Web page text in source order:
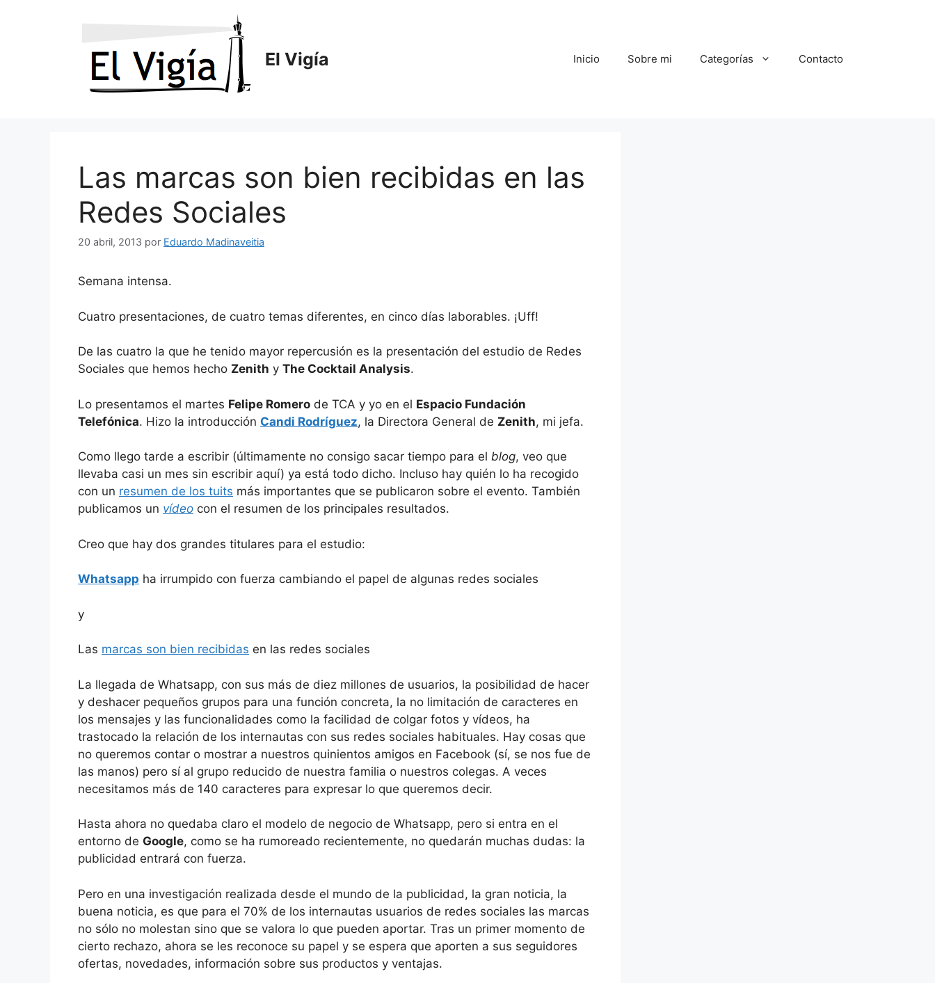
El Vigía Inicio Sobre mi Categorías Contacto
Las marcas son bien recibidas en las
Redes Sociales
20 abril, 2013 por Eduardo Madinaveitia
Semana intensa.
Cuatro presentaciones, de cuatro temas diferentes, en cinco días laborables. ¡Uff!
De las cuatro la que he tenido mayor repercusión es la presentación del estudio de Redes
Sociales que hemos hecho Zenith y The Cocktail Analysis.
Lo presentamos el martes Felipe Romero de TCA y yo en el Espacio Fundación
Telefónica. Hizo la introducción Candi Rodríguez, la Directora General de Zenith, mi jefa.
Como llego tarde a escribir (últimamente no consigo sacar tiempo para el blog, veo que
llevaba casi un mes sin escribir aquí) ya está todo dicho. Incluso hay quién lo ha recogido
con un resumen de los tuits más importantes que se publicaron sobre el evento. También
publicamos un vídeo con el resumen de los principales resultados.
Creo que hay dos grandes titulares para el estudio:
Whatsapp ha irrumpido con fuerza cambiando el papel de algunas redes sociales
y
Las marcas son bien recibidas en las redes sociales
La llegada de Whatsapp, con sus más de diez millones de usuarios, la posibilidad de hacer
y deshacer pequeños grupos para una función concreta, la no limitación de caracteres en
los mensajes y las funcionalidades como la facilidad de colgar fotos y vídeos, ha
trastocado la relación de los internautas con sus redes sociales habituales. Hay cosas que
no queremos contar o mostrar a nuestros quinientos amigos en Facebook (sí, se nos fue de
las manos) pero sí al grupo reducido de nuestra familia o nuestros colegas. A veces
necesitamos más de 140 caracteres para expresar lo que queremos decir.
Hasta ahora no quedaba claro el modelo de negocio de Whatsapp, pero si entra en el
entorno de Google, como se ha rumoreado recientemente, no quedarán muchas dudas: la
publicidad entrará con fuerza.
Pero en una investigación realizada desde el mundo de la publicidad, la gran noticia, la
buena noticia, es que para el 70% de los internautas usuarios de redes sociales las marcas
no sólo no molestan sino que se valora lo que pueden aportar. Tras un primer momento de
cierto rechazo, ahora se les reconoce su papel y se espera que aporten a sus seguidores
ofertas, novedades, información sobre sus productos y ventajas.